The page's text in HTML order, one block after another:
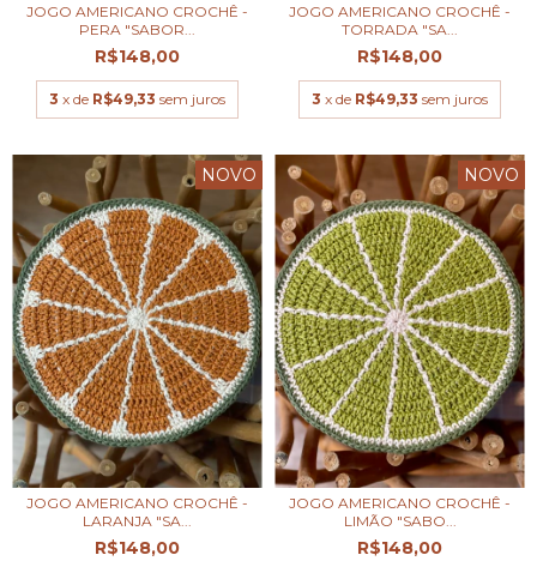
JOGO AMERICANO CROCHÊ -
PERA "SABOR...
R$148,00
3 x de R$49,33 sem juros
JOGO AMERICANO CROCHÊ -
TORRADA "SA...
R$148,00
3 x de R$49,33 sem juros
NOVO
JOGO AMERICANO CROCHÊ -
LARANJA "SA...
R$148,00
NOVO
JOGO AMERICANO CROCHÊ -
LIMÃO "SABO...
R$148,00